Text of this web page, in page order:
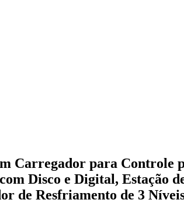
Carregador para Controle
Disco e Digital, Estação
de Resfriamento de 3